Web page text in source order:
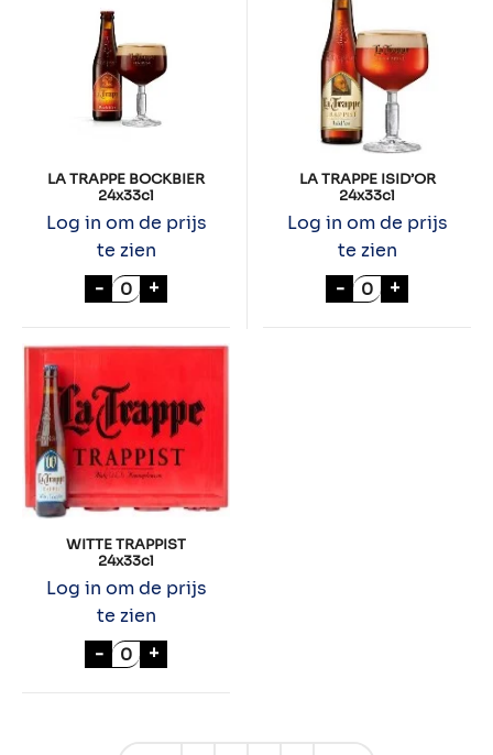
LA TRAPPE BOCKBIER
24x33cl
Log in om de prijs
te zien
- LA TRAPPE BOCKBIER 24x33cl aantal
+
LA TRAPPE ISID’OR
24x33cl
Log in om de prijs
te zien
- LA TRAPPE
+
WITTE TRAPPIST
24x33cl
Log in om de prijs
te zien
- WITTE TRAPPIST 24x33cl aantal
+